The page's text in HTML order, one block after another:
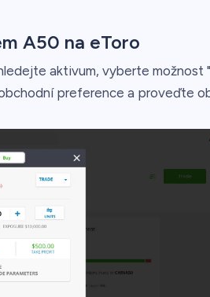
A50 na eToro
aktivum, vyberte možnost
preference a proveďte